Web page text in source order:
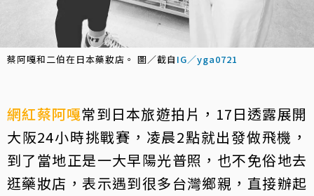
蔡阿嘎和二伯在日本藥妝店。 圖／截自 IG／yga0721
網紅蔡阿嘎常到日本旅遊拍片，17日透露展開
大阪24小時挑戰賽，凌晨2點就出發做飛機，
到了當地正是一大早陽光普照，也不免俗地去
逛藥妝店，表示遇到很多台灣鄉親，直接辦起